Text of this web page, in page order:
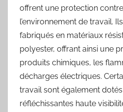
offrent une protection
l’environnement de travail.
fabriqués en matériaux
polyester, offrant ainsi une
produits chimiques, les
décharges électriques.
travail sont également
réfléchissantes haute